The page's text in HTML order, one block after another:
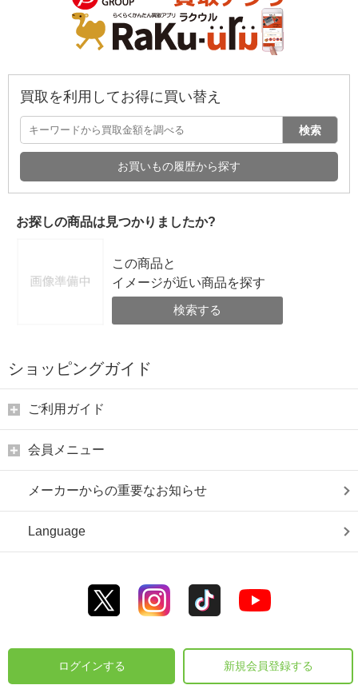
買取を利用してお得に買い替え
検索
お買いもの履歴から探す
お探しの商品は見つかりましたか?
この商品と
イメージが近い商品を探す
検索する
ショッピングガイド
ご利用ガイド
会員メニュー
メーカーからの重要なお知らせ
Language
ログインする 新規会員登録する